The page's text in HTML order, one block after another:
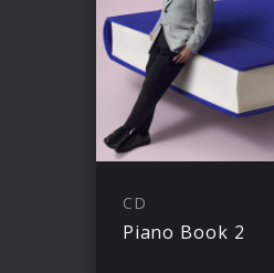
CD
Piano Book 2